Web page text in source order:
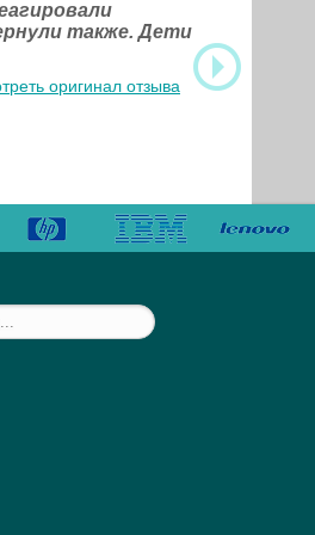
также. Дети
оригинал отзыва